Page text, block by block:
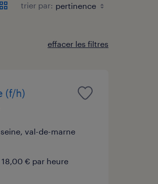
trier par:
effacer les filtres
(f/h)
val-de-marne
18,00 € par heure